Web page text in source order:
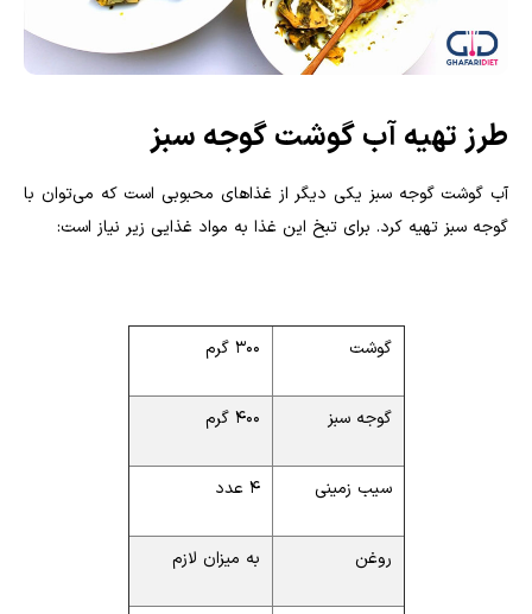
طرز تهیه آب گوشت گوجه سبز
آب گوشت گوجه سبز یکی دیگر از غذاهای محبوبی است که می‌توان با
گوجه سبز تهیه کرد. برای تبخ این غذا به مواد غذایی زیر نیاز است:
گوشت ۳۰۰ گرم
گوجه سبز ۴۰۰ گرم
سیب زمینی ۴ عدد
روغن به میزان لازم